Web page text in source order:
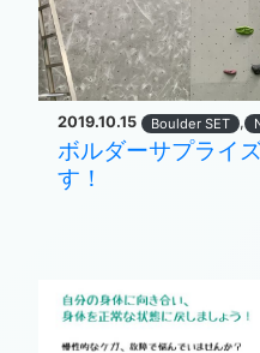
2019.10.15 Boulder SET ,
ボルダーサプライ
す！